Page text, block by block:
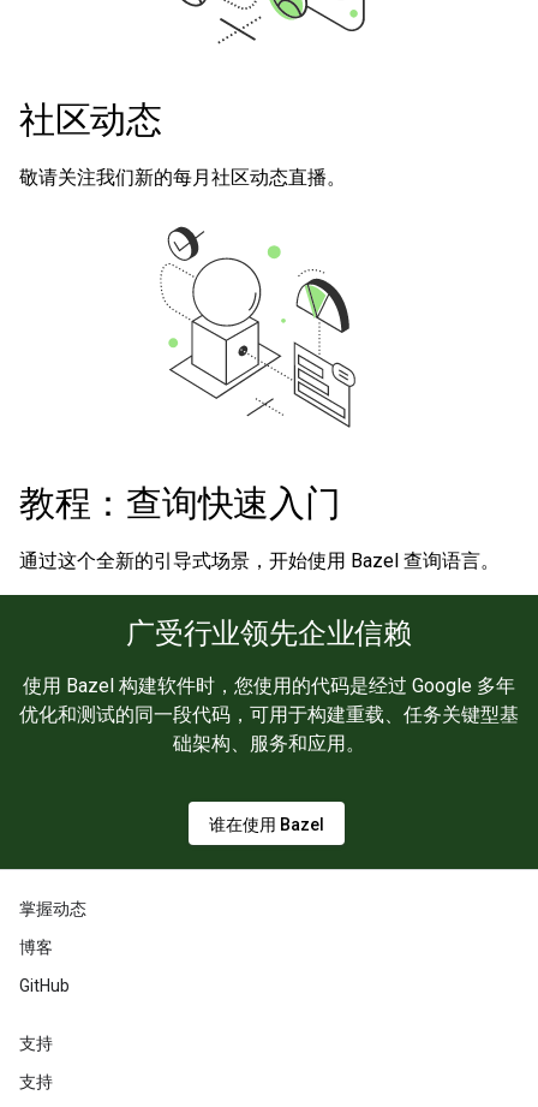
社区动态
敬请关注我们新的每月社区动态直播。
教程：查询快速入门
通过这个全新的引导式场景，开始使用 Bazel 查询语言。
广受行业领先企业信赖
使用 Bazel 构建软件时，您使用的代码是经过 Google 多年
优化和测试的同一段代码，可用于构建重载、任务关键型基
础架构、服务和应用。
谁在使用 Bazel
掌握动态
博客
GitHub
支持
支持